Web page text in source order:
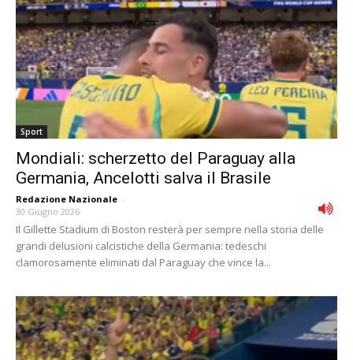
Sport
Mondiali: scherzetto del Paraguay alla
Germania, Ancelotti salva il Brasile
Redazione Nazionale -
30 Giugno 2026
Il Gillette Stadium di Boston resterà per sempre nella storia delle
grandi delusioni calcistiche della Germania: tedeschi
clamorosamente eliminati dal Paraguay che vince la...